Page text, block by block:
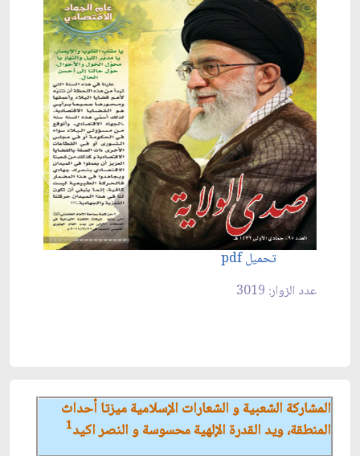
تحميل pdf
عدد الزوار: 3019
المشاركة الشعبية و الشعارات الإسلامية ميزتا أحداث
المنطقة، ويد القدرة الإلهية محسوسة و النصر اكيد1